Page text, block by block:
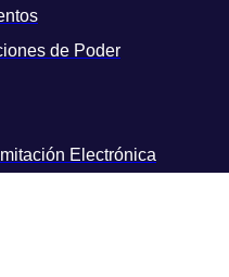
de Poder
Electrónica